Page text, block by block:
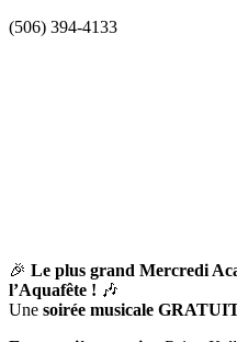
(506) 394-4133
🎉 Le plus grand Mercredi
l’Aquafête ! 🎶
Une soirée musicale